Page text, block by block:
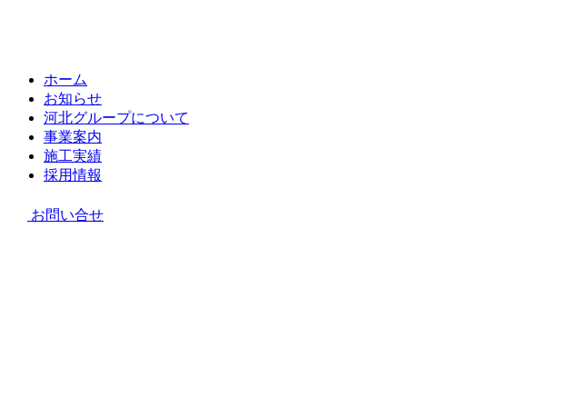
ホーム
お知らせ
河北グループについて
事業案内
施工実績
採用情報
お問い合せ